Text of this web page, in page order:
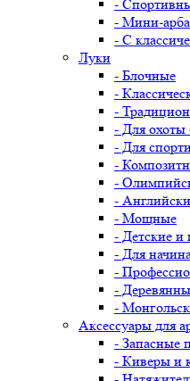
-
- Мини-
- С
Луки
- Блочные
-
-
- Для охоты
- Для
-
-
-
- Мощные
- Детские и
- Для
-
-
-
Аксессуары для
- Запасные
- Киверы и